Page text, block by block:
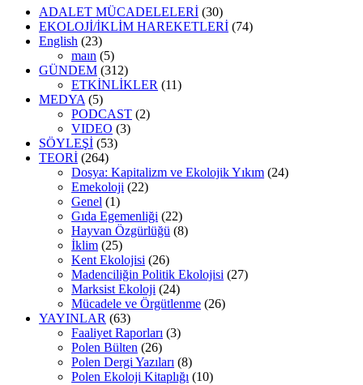
ADALET MÜCADELELERİ (30)
EKOLOJİ/İKLİM HAREKETLERİ (74)
English (23)
maın (5)
GÜNDEM (312)
ETKİNLİKLER (11)
MEDYA (5)
PODCAST (2)
VIDEO (3)
SÖYLEŞİ (53)
TEORİ (264)
Dosya: Kapitalizm ve Ekolojik Yıkım (24)
Emekoloji (22)
Genel (1)
Gıda Egemenliği (22)
Hayvan Özgürlüğü (8)
İklim (25)
Kent Ekolojisi (26)
Madenciliğin Politik Ekolojisi (27)
Marksist Ekoloji (24)
Mücadele ve Örgütlenme (26)
YAYINLAR (63)
Faaliyet Raporları (3)
Polen Bülten (26)
Polen Dergi Yazıları (8)
Polen Ekoloji Kitaplığı (10)